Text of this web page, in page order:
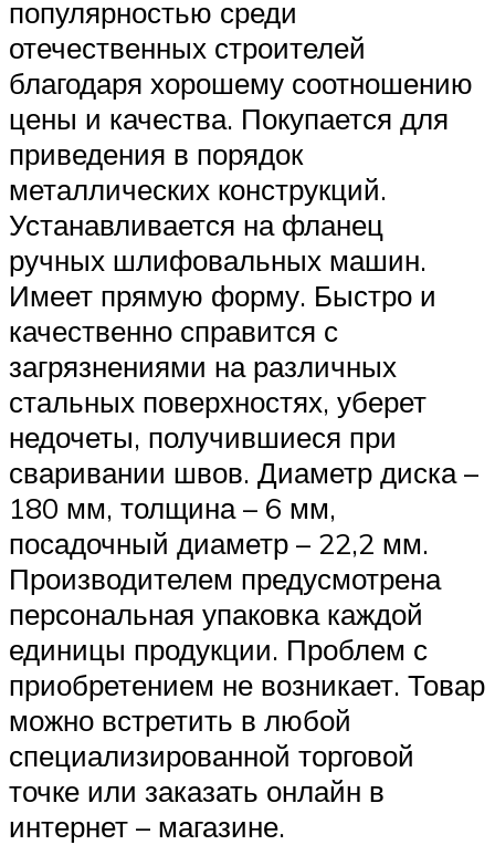
популярностью среди
отечественных строителей
благодаря хорошему соотношению
цены и качества. Покупается для
приведения в порядок
металлических конструкций.
Устанавливается на фланец
ручных шлифовальных машин.
Имеет прямую форму. Быстро и
качественно справится с
загрязнениями на различных
стальных поверхностях, уберет
недочеты, получившиеся при
сваривании швов. Диаметр диска –
180 мм, толщина – 6 мм,
посадочный диаметр – 22,2 мм.
Производителем предусмотрена
персональная упаковка каждой
единицы продукции. Проблем с
приобретением не возникает. Товар
можно встретить в любой
специализированной торговой
точке или заказать онлайн в
интернет – магазине.